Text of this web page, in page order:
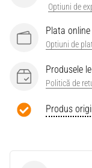
Optiuni de
Plata
Optiuni de
Produsele
Politică de
Produs